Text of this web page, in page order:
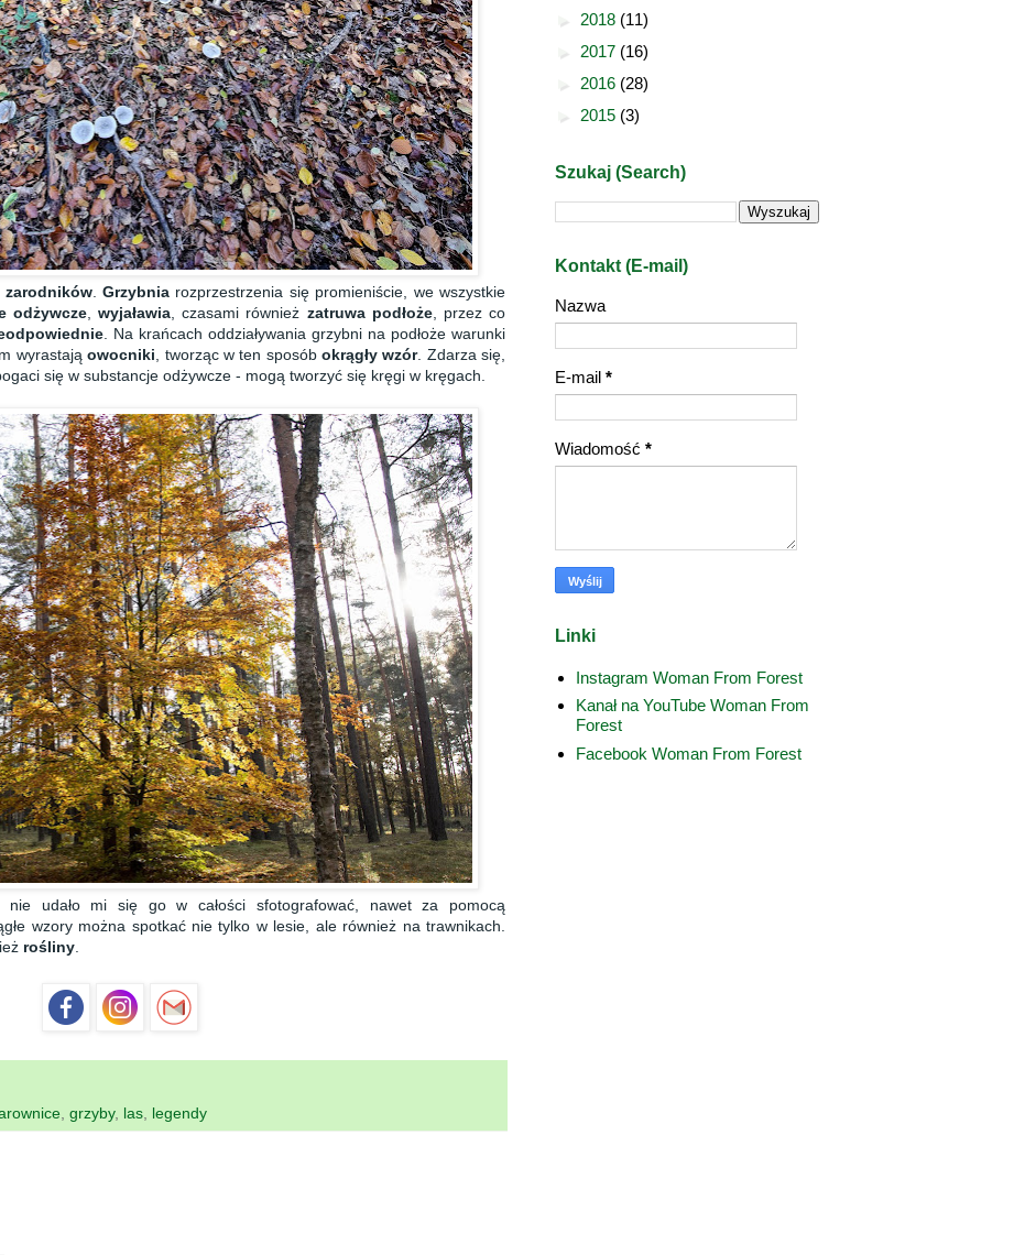
zarodników. Grzybnia rozprzestrzenia się promieniście, we wszystkie
odżywcze,wyjaławia , czasami również zatruwa podłoże, przez co
. Na krańcach oddziaływania grzybni na podłoże warunki
wyrastająowocniki , tworząc w ten sposób okrągły wzór. Zdarza się,
się w substancje odżywcze - mogą tworzyć się kręgi w kręgach.
udało mi się go w całości sfotografować, nawet za pomocą
wzory można spotkać nie tylko w lesie, ale również na trawnikach.
rośliny
grzyby, las legendy
► 2018 (11)
► 2017 (16)
► 2016 (28)
► 2015 (3)
Szukaj (Search)
Kontakt (E-mail)
Nazwa
E-mail *
Wiadomość *
Linki
Instagram Woman From Forest
Kanał na YouTube Woman From
Forest
Facebook Woman From Forest